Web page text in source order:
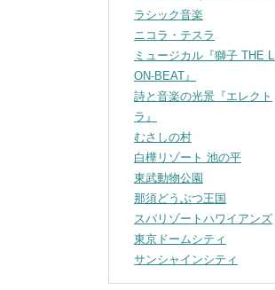
ラシック音楽
ニコラ・テスラ
ミュージカル『獅子 THE LI
ON-BEAT』
詩と音楽の光景『エレクト
ラ』
むさしの村
白樺リゾート 池の平
東武動物公園
那須どうぶつ王国
スパリゾートハワイアンズ
東京ドームシティ
サンシャインシティ